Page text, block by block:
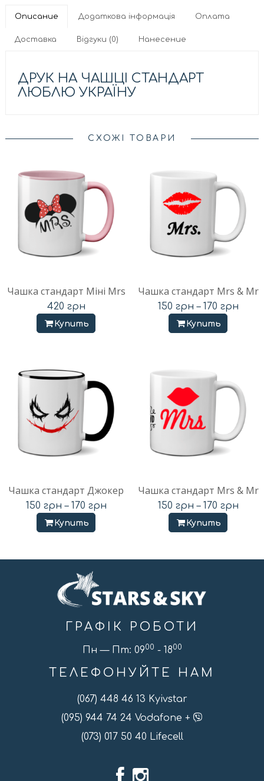
Описание Додаткова інформація Оплата
Доставка Відгуки (0) Нанесение
ДРУК НА ЧАШЦІ СТАНДАРТ
ЛЮБЛЮ УКРАЇНУ
СХОЖІ ТОВАРИ
Чашка стандарт Міні Mrs
420 грн
Купить
Чашка стандарт Mrs & Mr
150 грн – 170 грн
Купить
Чашка стандарт Джокер
150 грн – 170 грн
Купить
Чашка стандарт Mrs & Mr
150 грн – 170 грн
Купить
ГРАФІК РОБОТИ
Пн — Пт: 0900 - 1800
ТЕЛЕФОНУЙТЕ НАМ
(067) 448 46 13 Kyivstar
(095) 944 74 24 Vodafone +
(073) 017 50 40 Lifecell